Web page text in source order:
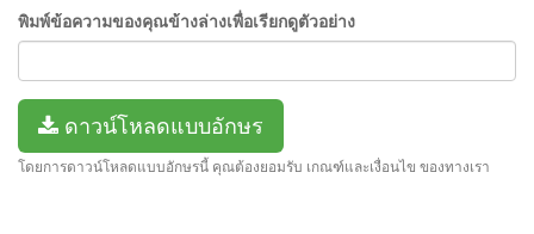
พิมพ์ข้อความของคุณข้างล่างเพื่อเรียกดูตัวอย่าง
ดาวน์โหลดแบบอักษร
โดยการดาวน์โหลดแบบอักษรนี้ คุณต้องยอมรับ เกณฑ์และเงื่อนไข ของทางเรา